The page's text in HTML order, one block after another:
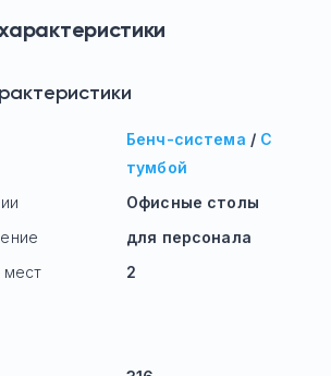
Бенч-система / С
тумбой
Офисные столы
для персонала
мест
2